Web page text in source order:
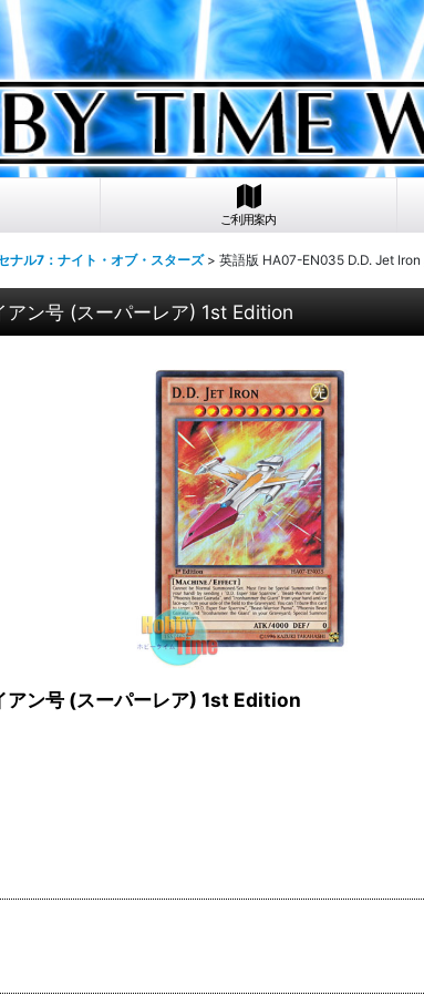
ご利用案内
ナル7：ナイト・オブ・スターズ > 英語版 HA07-EN035 D.D. Jet
ン号 (スーパーレア) 1st Edition
ン号 (スーパーレア) 1st Edition